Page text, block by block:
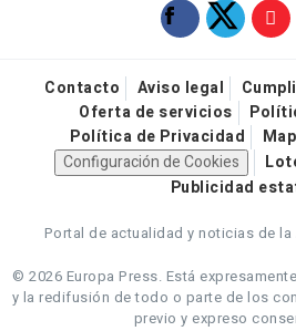
Contacto Aviso legal
Oferta de servicios
Política de Privacidad
Configuración de Cookies
Publicidad
Portal de actualidad y noticias de
© 2026 Europa Press. Está
y la redifusión de todo o parte de los
previo y expreso